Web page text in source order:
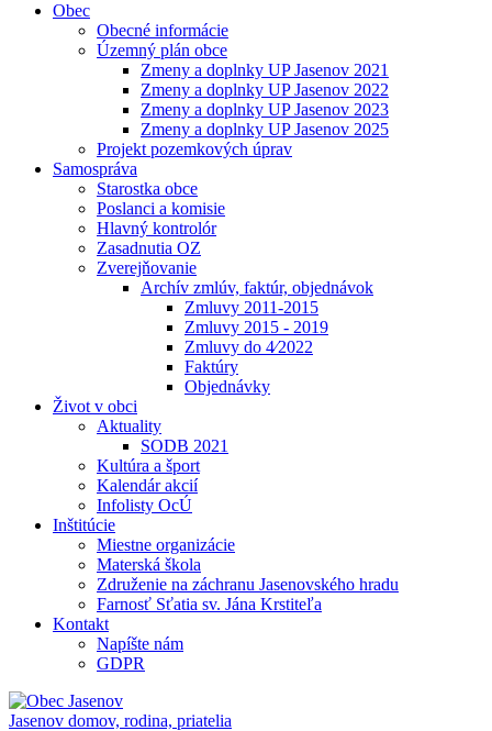
Obec
Obecné informácie
Územný plán obce
Zmeny a doplnky UP Jasenov 2021
Zmeny a doplnky UP Jasenov 2022
Zmeny a doplnky UP Jasenov 2023
Zmeny a doplnky UP Jasenov 2025
Projekt pozemkových úprav
Samospráva
Starostka obce
Poslanci a komisie
Hlavný kontrolór
Zasadnutia OZ
Zverejňovanie
Archív zmlúv, faktúr, objednávok
Zmluvy 2011-2015
Zmluvy 2015 - 2019
Zmluvy do 4⁄2022
Faktúry
Objednávky
Život v obci
Aktuality
SODB 2021
Kultúra a šport
Kalendár akcií
Infolisty OcÚ
Inštitúcie
Miestne organizácie
Materská škola
Združenie na záchranu Jasenovského hradu
Farnosť Sťatia sv. Jána Krstiteľa
Kontakt
Napíšte nám
GDPR
Jasenov domov, rodina, priatelia